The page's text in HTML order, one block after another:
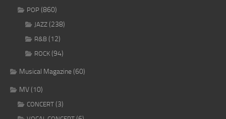
POP (860)
JAZZ (238)
R&B (12)
ROCK (94)
Musical Magazine(60)
MV(10)
CONCERT (3)